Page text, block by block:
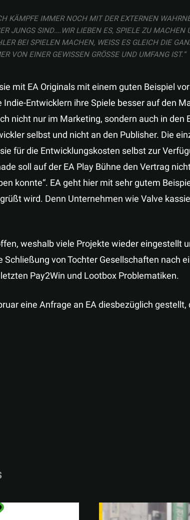
KÄMPFE IMMER NOCH MIT DER EXTERNEN
JUNGS SIND….WIR LIEBEN ES, SPIELE ZU MACHEN
BEI SPIELEN MACHEN, WEISS ES GLEICH DIE
VON EINER GEWISSEN GRÖSSE UND UMFANG IST.“
mit EA Originals mit einem guten Beispiel
Entwicklern ihre Spiele besser auf den
nicht nur im Marketing, sondern auch in den
selbst und nicht an den Publisher. Die
für die Entwicklungskosten selbst zur
soll auf der EA Play Bühne den Vertrag
konnte“. EA geht hier mit sehr gutem
wird. Denn Unternehmen wie Valve
weshalb viele Projekte wieder eingestellt
von Tochter Gesellschaften nach
Pay2Win und Lootbox Problematiken.
eine Anfrage an EA diesbezüglich